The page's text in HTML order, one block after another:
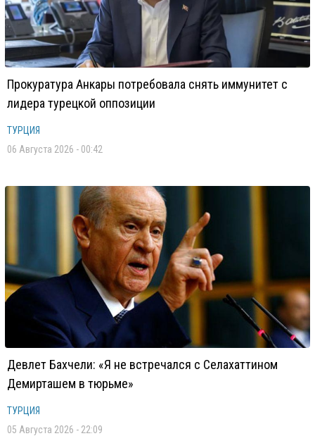
Прокуратура Анкары потребовала снять иммунитет с
лидера турецкой оппозиции
ТУРЦИЯ
06 Августа 2026 - 00:42
Девлет Бахчели: «Я не встречался с Селахаттином
Демирташем в тюрьме»
ТУРЦИЯ
05 Августа 2026 - 22:09